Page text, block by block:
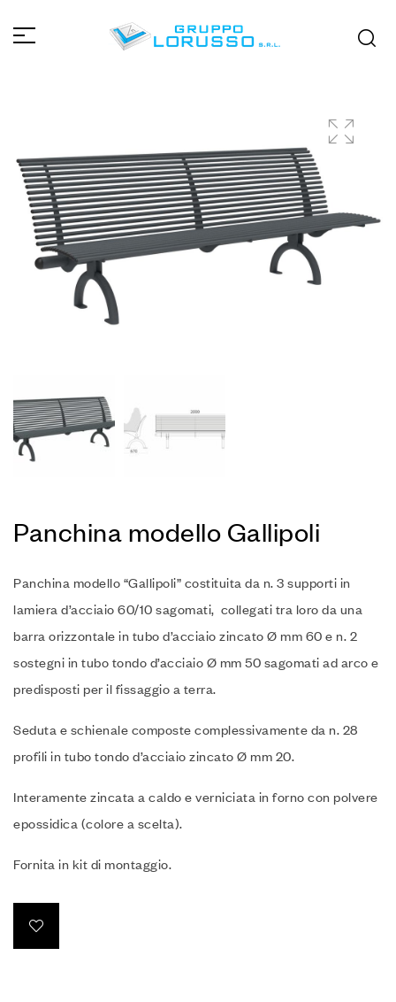
Panchina modello Gallipoli
Panchina modello “Gallipoli” costituita da n.‎ 3 supporti in
lamiera d’acciaio 60/10 sagomati, collegati tra loro da una
barra orizzontale in tubo d’acciaio zincato Ø mm 60 e n.‎ 2
sostegni in tubo tondo d’acciaio Ø mm 50 sagomati ad arco e
predisposti per il fissaggio a terra.‎
Seduta e schienale composte complessivamente da n.‎ 28
profili in tubo tondo d’acciaio zincato Ø mm 20.‎
Interamente zincata a caldo e verniciata in forno con polvere
epossidica (colore a scelta).‎
Fornita in kit di montaggio.‎